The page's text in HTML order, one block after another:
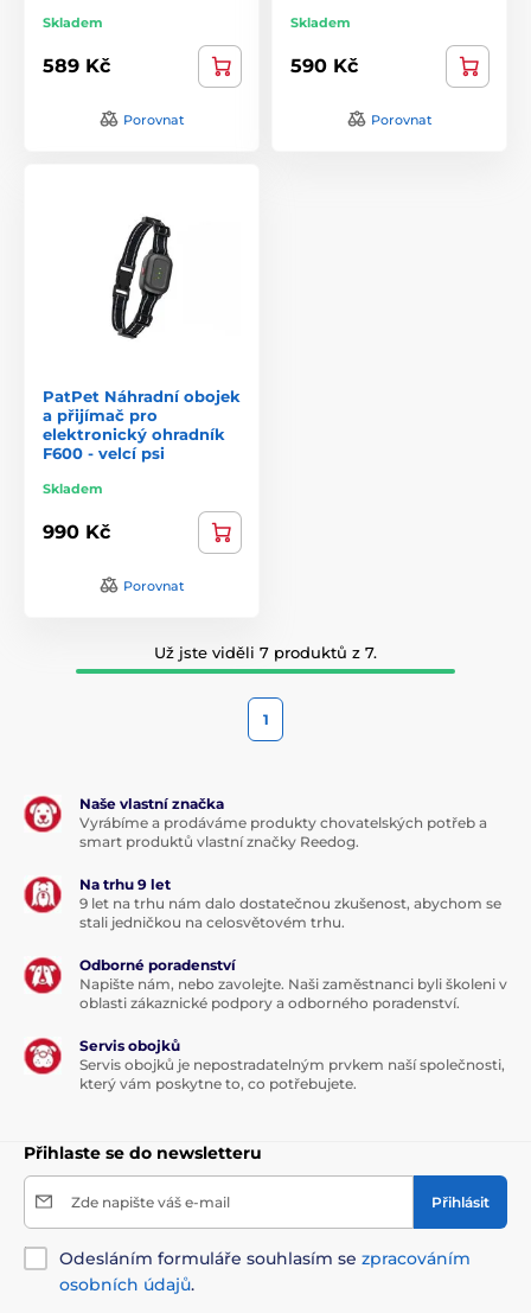
Skladem
589 Kč
Porovnat
Skladem
590 Kč
Porovnat
PatPet Náhradní obojek
a přijímač pro
elektronický ohradník
F600 - velcí psi
Skladem
990 Kč
Porovnat
Už jste viděli 7 produktů z 7.
1
Naše vlastní značka
Vyrábíme a prodáváme produkty chovatelských potřeb a
smart produktů vlastní značky Reedog.
Na trhu 9 let
9 let na trhu nám dalo dostatečnou zkušenost, abychom se
stali jedničkou na celosvětovém trhu.
Odborné poradenství
Napište nám, nebo zavolejte. Naši zaměstnanci byli školeni v
oblasti zákaznické podpory a odborného poradenství.
Servis obojků
Servis obojků je nepostradatelným prvkem naší společnosti,
který vám poskytne to, co potřebujete.
Přihlaste se do newsletteru
Zde napište váš e-mail Přihlásit
Odesláním formuláře souhlasím se zpracováním
osobních údajů.